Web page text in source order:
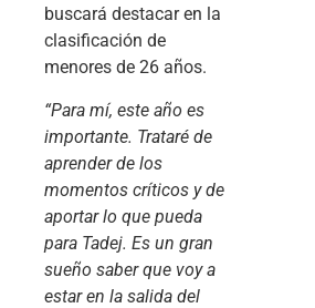
buscará destacar en la
clasificación de
menores de 26 años.
“Para mí, este año es
importante. Trataré de
aprender de los
momentos críticos y de
aportar lo que pueda
para Tadej. Es un gran
sueño saber que voy a
estar en la salida del